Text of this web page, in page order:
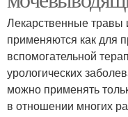
Лекарственные травы
применяются как для
вспомогательной
урологических
можно применять
в отношении многих